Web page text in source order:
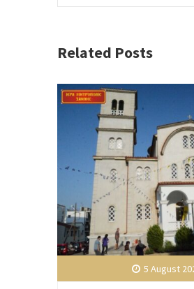
Related Posts
5 August